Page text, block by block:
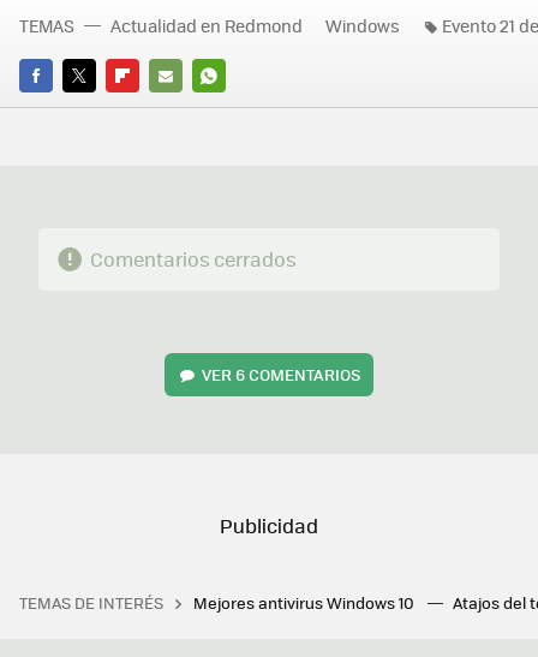
FACEBOOK
TWITTERFLIPBOARD
E-
WHATSAPP
TEMAS Actualidad en Redmond Windows Evento 21
Comentarios cerrados
VER6 COMENTARIOS
TEMAS DE INTERÉS Mejores antivirus Windows 10 Atajos del